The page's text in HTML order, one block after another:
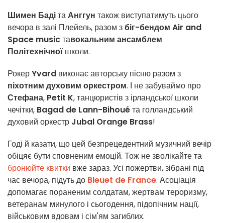
Шимен БадітаАнггун також виступатимуть цього
вечора в залі Плейель, разом збіг-бендом Air and
Space musicтавокальним ансамблем
Політехнічної школи.
РокерYvard виконає авторську пісню разом з
піхотним духовим оркестром. І не забуваймо про
Стефана, Petit K, танцюристів з ірландської школи
чечітки, Bagad de Lann-Bihouéта голландський
духовий оркестр Jubal Orange Brass!
Годі й казати, що цей безпрецедентний музичний вечір
обіцяє бути сповненим емоцій. Тож не зволікайте та
бронюйте квитки вже зараз. Усі пожертви, зібрані під
час вечора, підуть до Bleuet de France. Асоціація
допомагає пораненим солдатам, жертвам тероризму,
ветеранам минулого і сьогодення, підопічним нації,
військовим вдовам і сім'ям загиблих.